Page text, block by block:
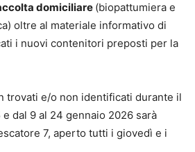
domiciliare (biopattumiera e
oltre al materiale informativo di
i nuovi contenitori preposti per la
trovati e/o non identificati durante il
dal 9 al 24 gennaio 2026 sarà
7, aperto tutti i giovedì e i